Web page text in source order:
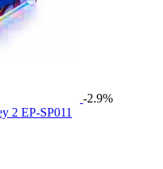
-2.9%
2 EP-SP011